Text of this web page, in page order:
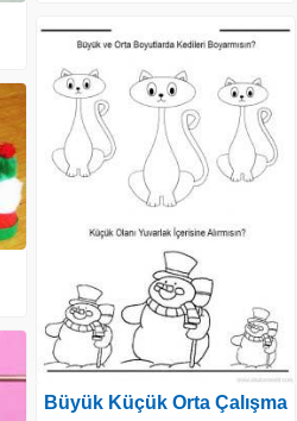
Büyük Küçük Orta Çalışma